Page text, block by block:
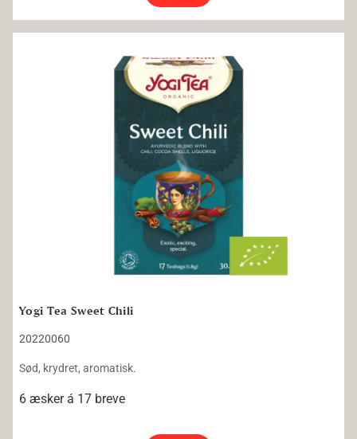
Yogi Tea Sweet Chili
20220060
Sød, krydret, aromatisk.
6 æsker á 17 breve